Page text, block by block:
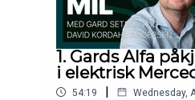
1. Gards Alfa
i elektrisk
54:19 | Wednesday,